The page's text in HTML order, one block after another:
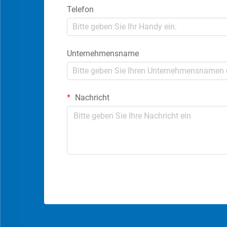
Telefon
Unternehmensname
Nachricht